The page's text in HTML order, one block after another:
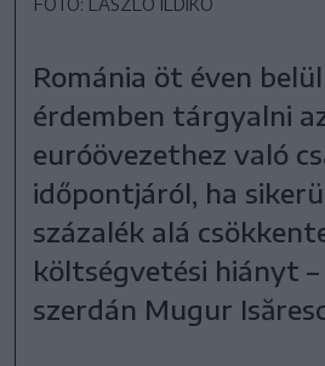
Románia öt éven
érdemben tárgyalni
euróövezethez való
időpontjáról, ha
százalék alá
költségvetési hiányt
szerdán Mugur